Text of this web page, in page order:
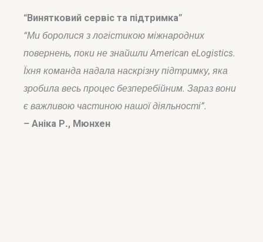
“Винятковий сервіс та підтримка”
“Ми боролися з логістикою міжнародних
повернень, поки не знайшли American eLogistics.
Їхня команда надала наскрізну підтримку, яка
зробила весь процес безперебійним. Зараз вони
є важливою частиною нашої діяльності”.
– Аніка Р., Мюнхен